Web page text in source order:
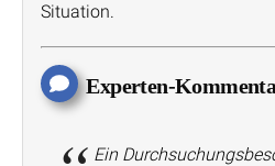
Situation.
Experten-
Ein